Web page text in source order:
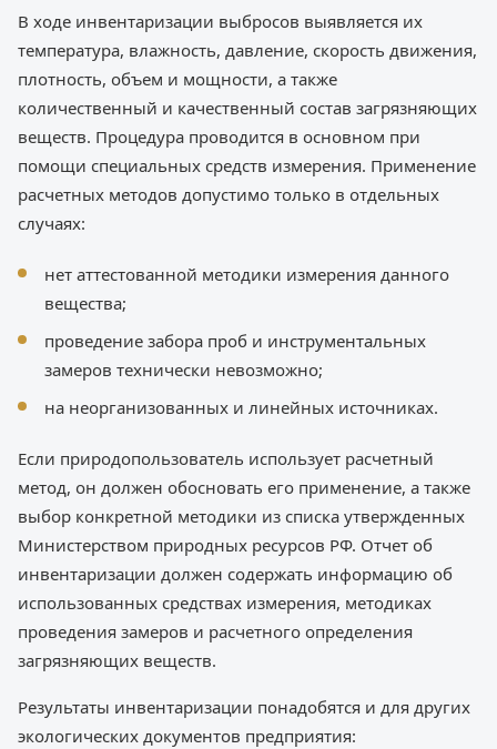
В ходе инвентаризации выбросов выявляется их
температура, влажность, давление, скорость движения,
плотность, объем и мощности, а также
количественный и качественный состав загрязняющих
веществ. Процедура проводится в основном при
помощи специальных средств измерения. Применение
расчетных методов допустимо только в отдельных
случаях:
нет аттестованной методики измерения данного
вещества;
проведение забора проб и инструментальных
замеров технически невозможно;
на неорганизованных и линейных источниках.
Если природопользователь использует расчетный
метод, он должен обосновать его применение, а также
выбор конкретной методики из списка утвержденных
Министерством природных ресурсов РФ. Отчет об
инвентаризации должен содержать информацию об
использованных средствах измерения, методиках
проведения замеров и расчетного определения
загрязняющих веществ.
Результаты инвентаризации понадобятся и для других
экологических документов предприятия: